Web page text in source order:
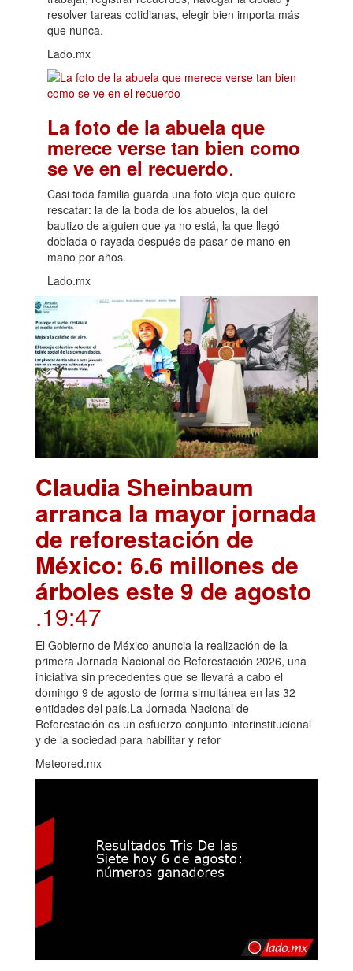
resolver tareas cotidianas, elegir bien importa más
que nunca.
Lado.mx
La foto de la abuela que
merece verse tan bien como
se ve en el recuerdo.
Casi toda familia guarda una foto vieja que quiere
rescatar: la de la boda de los abuelos, la del
bautizo de alguien que ya no está, la que llegó
doblada o rayada después de pasar de mano en
mano por años.
Lado.mx
Claudia Sheinbaum
arranca la mayor jornada
de reforestación de
México: 6.6 millones de
árboles este 9 de agosto
.19:47
El Gobierno de México anuncia la realización de la
primera Jornada Nacional de Reforestación 2026, una
iniciativa sin precedentes que se llevará a cabo el
domingo 9 de agosto de forma simultánea en las 32
entidades del país.La Jornada Nacional de
Reforestación es un esfuerzo conjunto interinstitucional
y de la sociedad para habilitar y refor
Meteored.mx